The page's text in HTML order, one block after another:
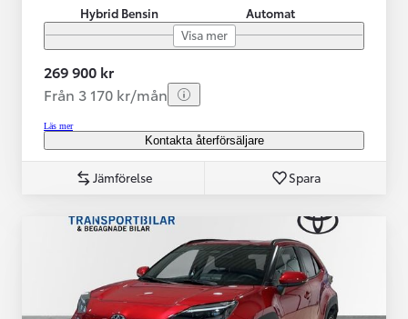
Hybrid Bensin
Automat
Visa mer
269 900 kr
Från 3 170 kr/mån
Läs mer
Kontakta återförsäljare
Jämförelse Spara